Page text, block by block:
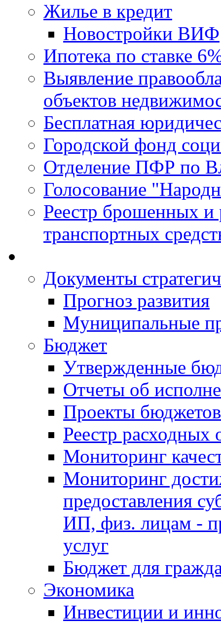
Жилье в кредит
Новостройки ВИФ
Ипотека по ставке
Выявление
объектов
Бесплатная
Городской фонд
Отделение ПФР по
Голосование
Реестр брошенных и
транспортных
Документы
Прогноз развития
Муниципальные
Бюджет
Утвержденные
Отчеты об
Проекты бюджетов
Реестр расходных
Мониторинг
Мониторинг
предоставления
ИП, физ. лицам -
услуг
Бюджет для
Экономика
Инвестиции и